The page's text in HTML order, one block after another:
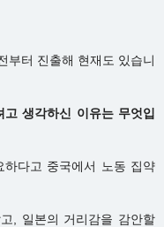
부터 진출해 현재도 있습니
고 생각하신 이유는 무엇입
하다고 중국에서 노동 집약
, 일본의 거리감을 감안할